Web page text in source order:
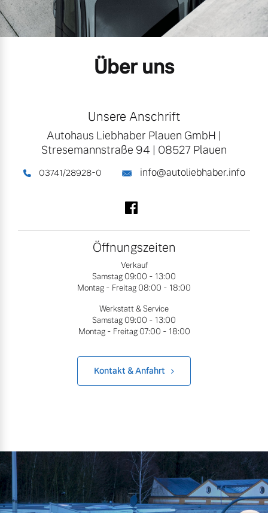
Mild-Hybrid
Geschäftskunden
Fahrzeug konfigurieren
Sofort verfügbare Fahrzeuge
Mehr erfahren
Volvo Gebrauchtwagenbörse
Gebrauchtwagen
Zubehörkatalog
Service by Volvo
Volvo Winter- und
Sommer Kompletträder.
Bitte sprechen Sie uns
direkt an.
Mehr erfahren
Frühjahrscheck
Finanzierung & Leasing
Kontakt und Anfahrt
Über uns
Unsere Anschrift
Autohaus Liebhaber Plauen GmbH |
Stresemannstraße 94 | 08527 Plauen
03741/28928-0 info@autoliebhaber.info
Folgen Sie uns auf Facebook
Öffnungszeiten
Verkauf
Samstag 09:00 - 13:00
Montag - Freitag 08:00 - 18:00
Werkstatt & Service
Samstag 09:00 - 13:00
Montag - Freitag 07:00 - 18:00
Kontakt & Anfahrt